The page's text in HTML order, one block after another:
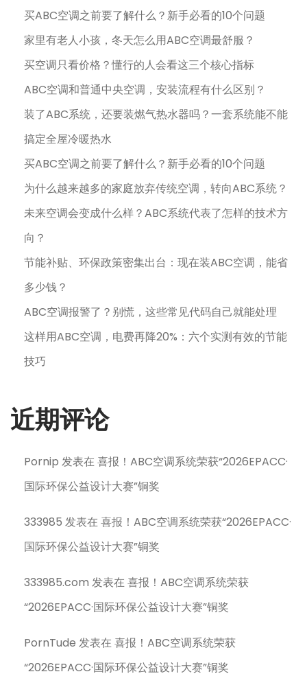
买ABC空调之前要了解什么？新手必看的10个问题
家里有老人小孩，冬天怎么用ABC空调最舒服？
买空调只看价格？懂行的人会看这三个核心指标
ABC空调和普通中央空调，安装流程有什么区别？
装了ABC系统，还要装燃气热水器吗？一套系统能不能
搞定全屋冷暖热水
买ABC空调之前要了解什么？新手必看的10个问题
为什么越来越多的家庭放弃传统空调，转向ABC系统？
未来空调会变成什么样？ABC系统代表了怎样的技术方
向？
节能补贴、环保政策密集出台：现在装ABC空调，能省
多少钱？
ABC空调报警了？别慌，这些常见代码自己就能处理
这样用ABC空调，电费再降20%：六个实测有效的节能
技巧
近期评论
Pornip 发表在喜报！ABC空调系统荣获“2026EPACC·
国际环保公益设计大赛”铜奖
333985 发表在喜报！ABC空调系统荣获“2026EPACC·
国际环保公益设计大赛”铜奖
333985.com 发表在喜报！ABC空调系统荣获
“2026EPACC·国际环保公益设计大赛”铜奖
PornTude 发表在喜报！ABC空调系统荣获
“2026EPACC·国际环保公益设计大赛”铜奖